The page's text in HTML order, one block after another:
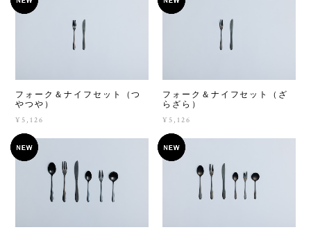
フォーク＆ナイフセット（つ
やつや）
¥5,126
フォーク＆ナイフセット（ざ
らざら）
¥5,126